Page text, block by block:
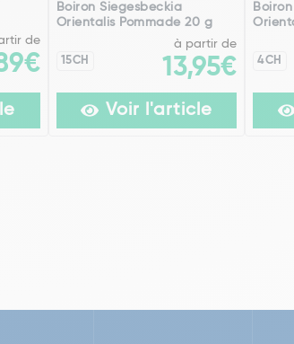
de
Boiron Siegesbeckia
Orientalis Pommade 20 g
15CH
à partir de
13,95€
Voir l'article
4CH